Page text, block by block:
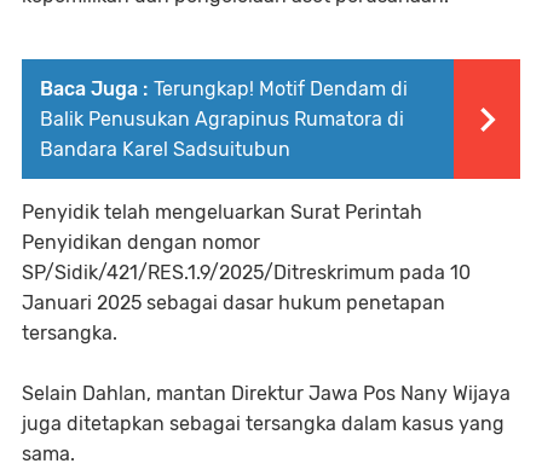
Baca Juga : Terungkap! Motif Dendam di
Balik Penusukan Agrapinus Rumatora di
Bandara Karel Sadsuitubun
Penyidik telah mengeluarkan Surat Perintah
Penyidikan dengan nomor
SP/Sidik/421/RES.1.9/2025/Ditreskrimum pada 10
Januari 2025 sebagai dasar hukum penetapan
tersangka.
Selain Dahlan, mantan Direktur Jawa Pos Nany Wijaya
juga ditetapkan sebagai tersangka dalam kasus yang
sama.